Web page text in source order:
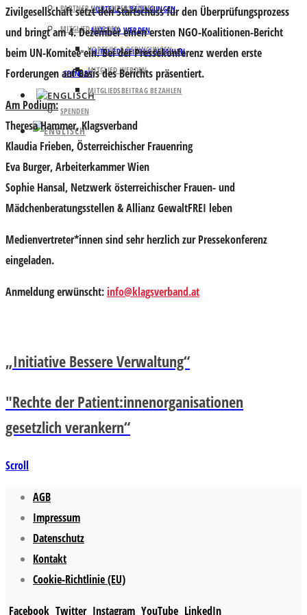
VORTEILE & BEDINGUNGEN
MITGLIED WERDEN
MITGLIEDSBEITRAG BEZAHLEN
SPENDEN
PARTNER UND UNTERSTÜTZER
MITGLIED WERDEN
VORTEILE & BEDINGUNGEN
MITGLIED WERDEN
MITGLIEDSBEITRAG BEZAHLEN
SPENDEN
Zivilgesellschaft setzt den Startschuss für den Überprüfungsprozess
und bringt am 4. Dezember einen ersten NGO-Koalitionen-Bericht
beim UN-Komitee ein. Bei der Pressekonferenz werden erste
Forderungen auf Basis des Berichts präsentiert.
Am Podium:
Theresa Hammer, Klagsverband
Klaudia Frieben, Österreichischer Frauenring
Eva Burger, Arbeiterkammer Wien
Sophie Hansal, Netzwerk österreichischer Frauen- und
Mädchenberatungsstellen & Allianz GewaltFREI leben
Medienvertreter*innen sind sehr herzlich zur Pressekonferenz
eingeladen.
Anmeldung erwünscht: info@klagsverband.at
„Initiative Bessere Verwaltung“
"Rechte der Patient:innenorganisationen
gesetzlich verankern“
Scroll
AGB
Impressum
Datenschutz
Kontakt
Cookie-Richtlinie (EU)
Facebook Twitter Instagram YouTube LinkedIn